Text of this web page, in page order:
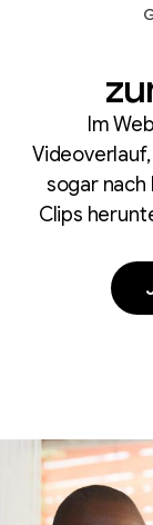
Im
sogar
Clips